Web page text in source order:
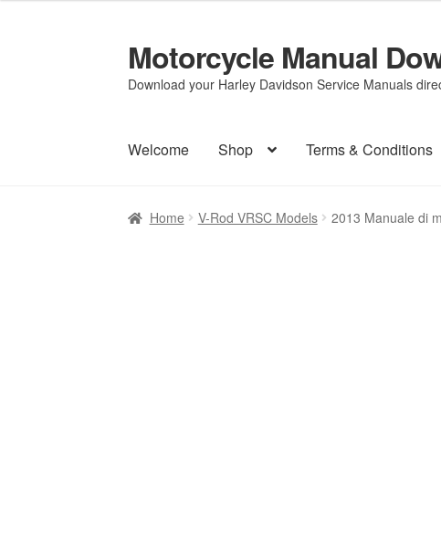
Skip
to
navigation
Skip
to
content
Motorcycle Manual
Download your Harley Davidson Service Manuals
Welcome Shop Terms & Conditions
Home V-Rod VRSC Models 2013 Manuale di